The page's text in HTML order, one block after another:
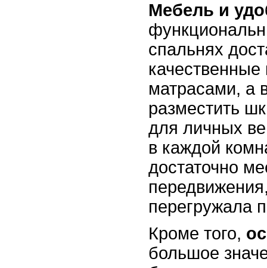
Мебель и
спальнях
матрасами, а
разместить
для личных
в каждой
достаточно
перегружала
Кроме того,
большое